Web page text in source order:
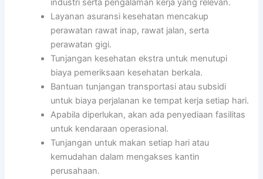
industri serta pengalaman kerja yang relevan.
Layanan asuransi kesehatan mencakup
perawatan rawat inap, rawat jalan, serta
perawatan gigi.
Tunjangan kesehatan ekstra untuk menutupi
biaya pemeriksaan kesehatan berkala.
Bantuan tunjangan transportasi atau subsidi
untuk biaya perjalanan ke tempat kerja setiap hari.
Apabila diperlukan, akan ada penyediaan fasilitas
untuk kendaraan operasional.
Tunjangan untuk makan setiap hari atau
kemudahan dalam mengakses kantin
perusahaan.